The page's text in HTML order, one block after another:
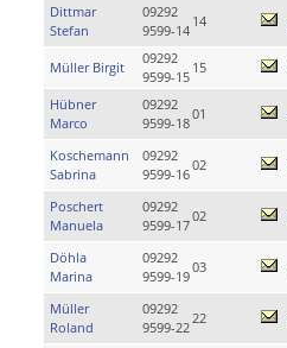
Dittmar
Stefan
09292
9599-14
14
Müller Birgit
09292
9599-15
15
Hübner
Marco
09292
9599-18
01
Koschemann
Sabrina
09292
9599-16
02
Poschert
Manuela
09292
9599-17
02
Döhla
Marina
09292
9599-19
03
Müller
Roland
09292
9599-22
22